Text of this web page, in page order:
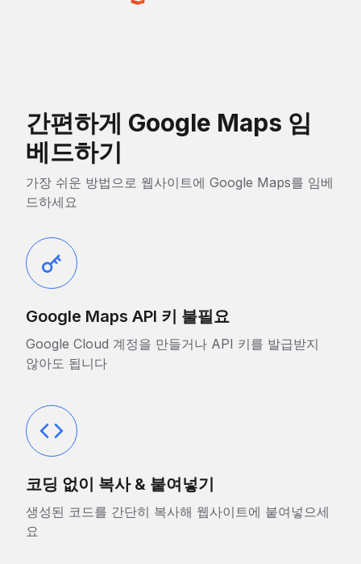
간편하게 Google Maps 임
베드하기
가장 쉬운 방법으로 웹사이트에 Google Maps를 임베
드하세요
Google Maps API 키 불필요
Google Cloud 계정을 만들거나 API 키를 발급받지
않아도 됩니다
코딩 없이 복사 & 붙여넣기
생성된 코드를 간단히 복사해 웹사이트에 붙여넣으세
요